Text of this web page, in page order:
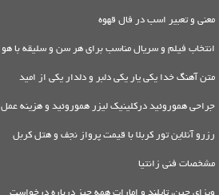
معنی و تعبیر اسب در فال قهوه
انتخاب فیلم و سریال مناسب برای هر سن و سلیقه با هو
متن آهنگ خدا یکی یار یکی دلبر و دلدار یکی از امید
جراحی هموروئید درکلینیک لیزر هموروئید و هزینه عمل
رزرو آنلاین تور کربلا با قیمت پرواز نجف و هتل کربل
مشخصات فنی زانتیا